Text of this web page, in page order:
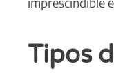
Tipos